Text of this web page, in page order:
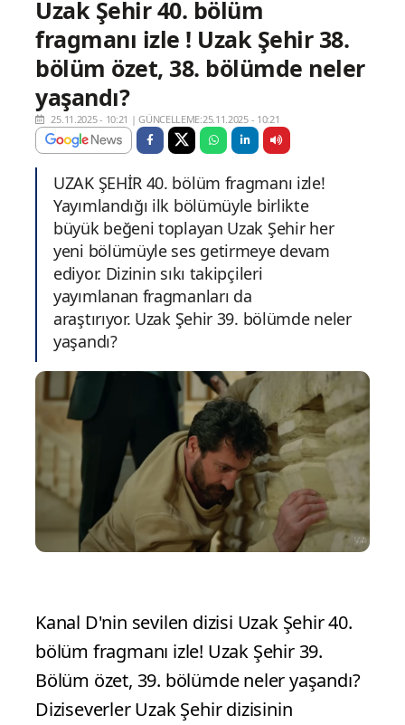
Uzak Şehir 40. bölüm
fragmanı izle ! Uzak Şehir 38.
bölüm özet, 38. bölümde neler
yaşandı?
25.11.2025 - 10:21 |GÜNCELLEME:25.11.2025 - 10:21
UZAK ŞEHİR 40. bölüm fragmanı izle!
Yayımlandığı ilk bölümüyle birlikte
büyük beğeni toplayan Uzak Şehir her
yeni bölümüyle ses getirmeye devam
ediyor. Dizinin sıkı takipçileri
yayımlanan fragmanları da
araştırıyor. Uzak Şehir 39. bölümde neler
yaşandı?
Kanal D'nin sevilen dizisi Uzak Şehir 40.
bölüm fragmanı izle! Uzak Şehir 39.
Bölüm özet, 39. bölümde neler yaşandı?
Diziseverler Uzak Şehir dizisinin